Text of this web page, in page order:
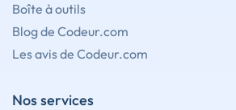
Boîte à outils
Blog de Codeur.com
Les avis de Codeur.com
Nos services